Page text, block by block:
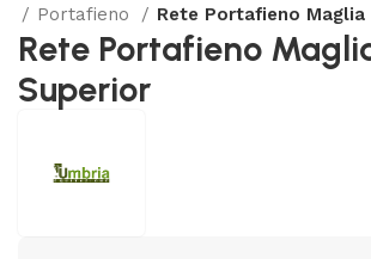
Portafieno Rete Portafieno Maglia
Rete Portafieno
Superior